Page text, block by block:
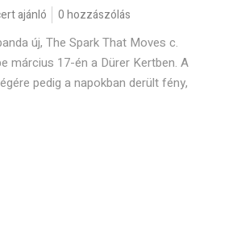
ajánló 0 hozzászólás
új, The Spark That Moves c.
március 17-én a Dürer Kertben. A
pedig a napokban derült fény,